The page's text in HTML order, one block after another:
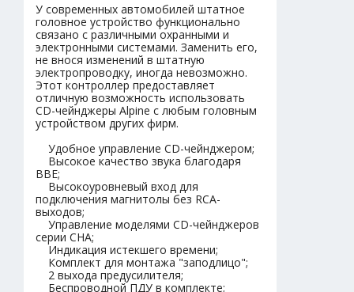
У современных автомобилей штатное
головное устройство функционально
связано с различными охранными и
электронными системами. Заменить его,
не внося изменений в штатную
электропроводку, иногда невозможно.
Этот контроллер предоставляет
отличную возможность использовать
CD-чейнджеры Alpine с любым головным
устройством других фирм.
Удобное управление CD-чейнджером;
Высокое качество звука благодаря
BBE;
Высокоуровневый вход для
подключения магнитолы без RCA-
выходов;
Управление моделями CD-чейнджеров
серии CHA;
Индикация истекшего времени;
Комплект для монтажа "заподлицо";
2 выхода предусилителя;
Беспроводной ПДУ в комплекте;